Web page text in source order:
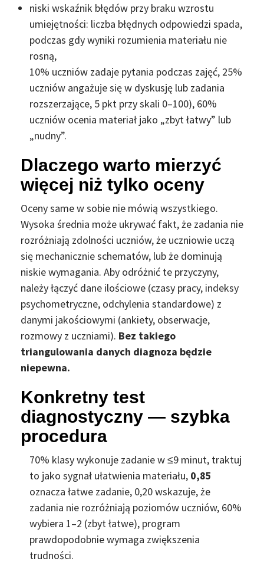
niski wskaźnik błędów przy braku wzrostu
umiejętności: liczba błędnych odpowiedzi spada,
podczas gdy wyniki rozumienia materiału nie
rosną,
10% uczniów zadaje pytania podczas zajęć, 25%
uczniów angażuje się w dyskusję lub zadania
rozszerzające, 5 pkt przy skali 0–100), 60%
uczniów ocenia materiał jako „zbyt łatwy” lub
„nudny”.
Dlaczego warto mierzyć
więcej niż tylko oceny
Oceny same w sobie nie mówią wszystkiego.
Wysoka średnia może ukrywać fakt, że zadania nie
rozróżniają zdolności uczniów, że uczniowie uczą
się mechanicznie schematów, lub że dominują
niskie wymagania. Aby odróżnić te przyczyny,
należy łączyć dane ilościowe (czasy pracy, indeksy
psychometryczne, odchylenia standardowe) z
danymi jakościowymi (ankiety, obserwacje,
rozmowy z uczniami). Bez takiego
triangulowania danych diagnoza będzie
niepewna.
Konkretny test
diagnostyczny — szybka
procedura
70% klasy wykonuje zadanie w ≤9 minut, traktuj
to jako sygnał ułatwienia materiału, 0,85
oznacza łatwe zadanie, 0,20 wskazuje, że
zadania nie rozróżniają poziomów uczniów, 60%
wybiera 1–2 (zbyt łatwe), program
prawdopodobnie wymaga zwiększenia
trudności.